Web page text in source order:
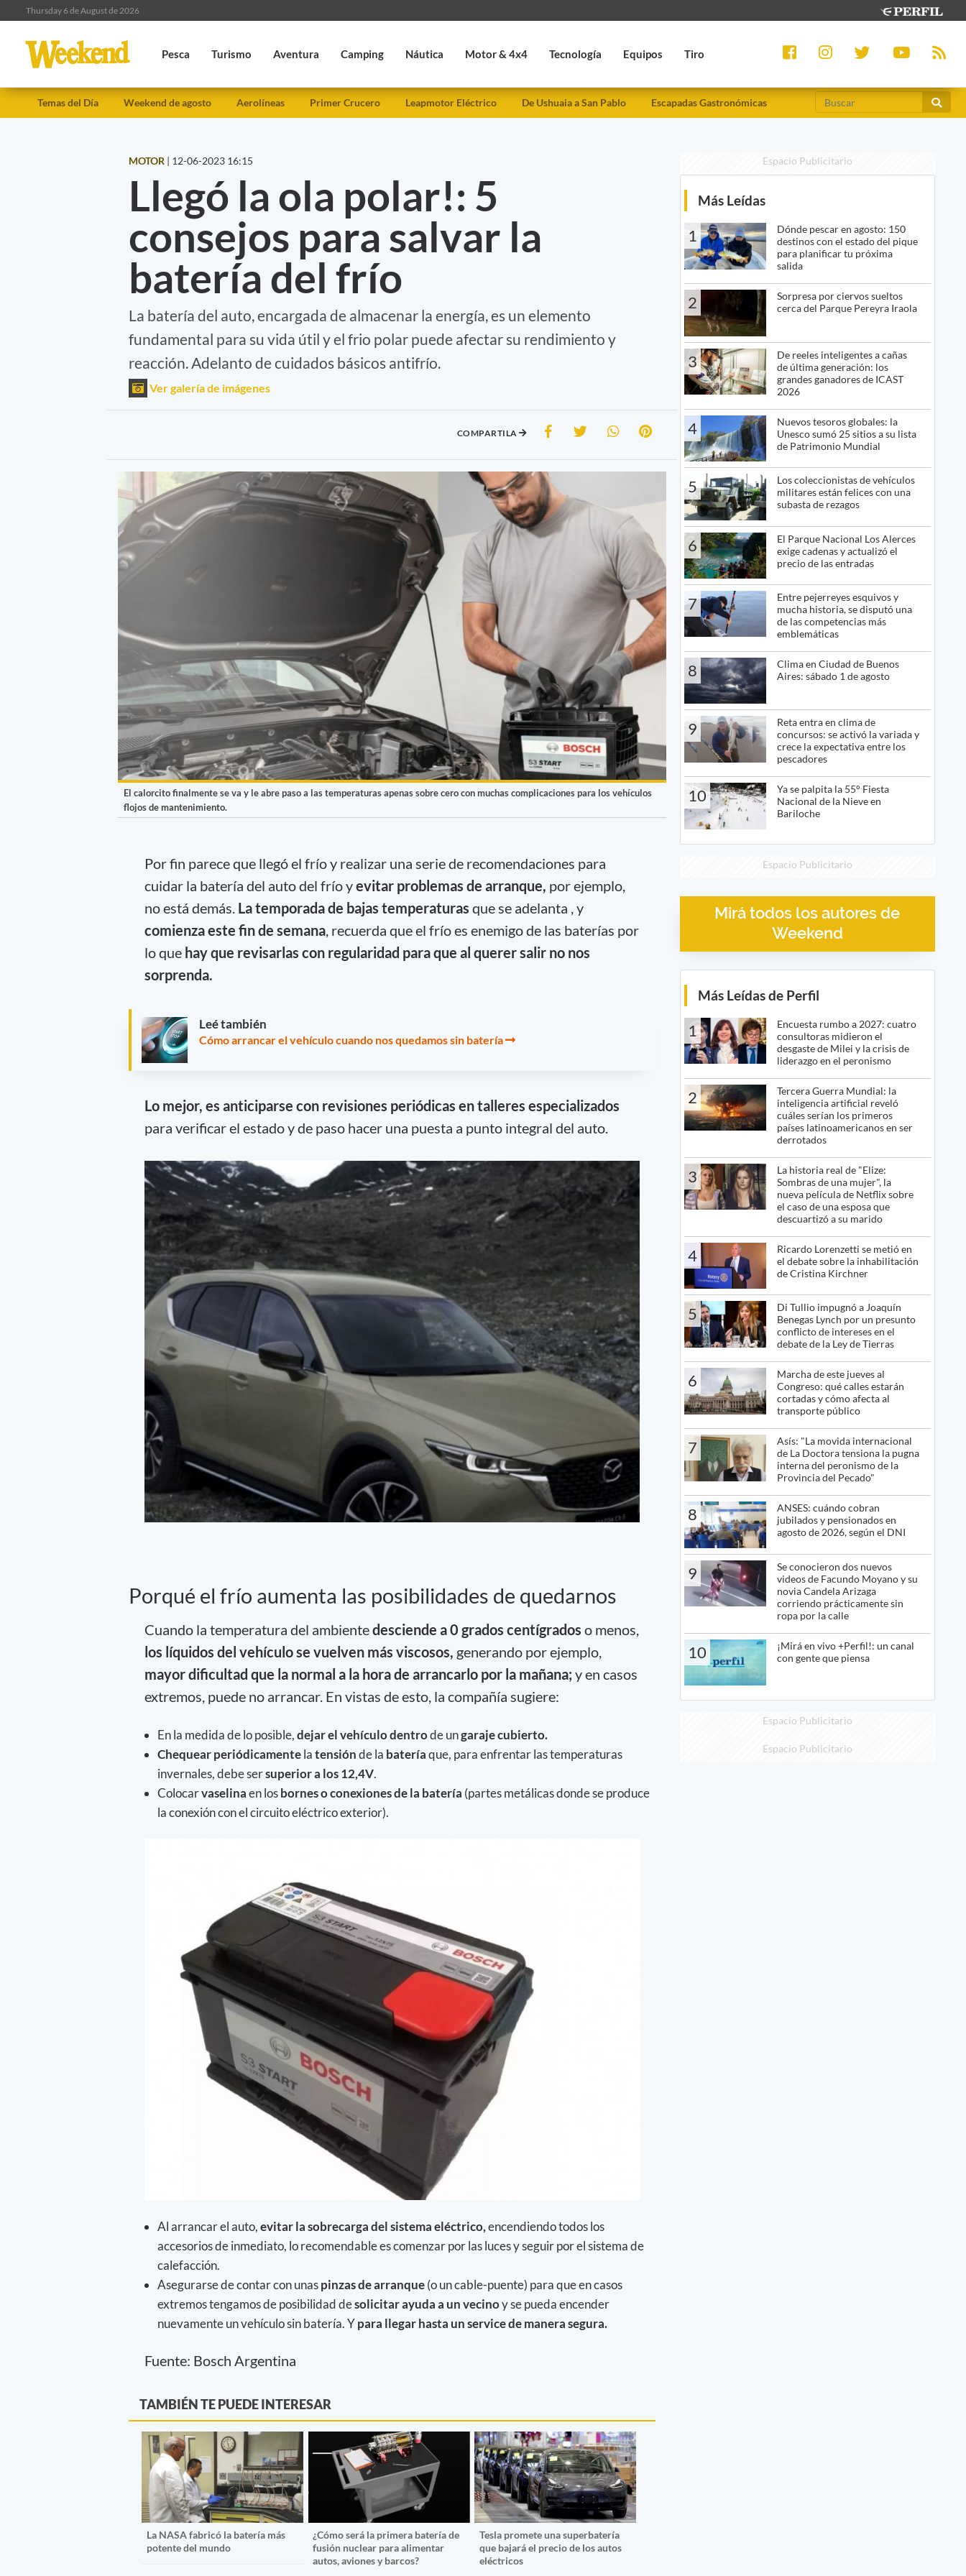
Thursday 6 de August de 2026
Pesca Turismo Aventura Camping Náutica Motor & 4x4 Tecnología Equipos Tiro
Temas del Día Weekend de agosto Aerolíneas Primer Crucero Leapmotor Eléctrico De Ushuaia a San Pablo Escapadas Gastronómicas
MOTOR | 12-06-2023 16:15
Llegó la ola polar!: 5
consejos para salvar la
batería del frío
La batería del auto, encargada de almacenar la energía, es un elemento
fundamental para su vida útil y el frio polar puede afectar su rendimiento y
reacción. Adelanto de cuidados básicos antifrío.
Ver galería de imágenes
COMPARTILA
El calorcito finalmente se va y le abre paso a las temperaturas apenas sobre cero con muchas complicaciones para los vehículos
flojos de mantenimiento.
Por fin parece que llegó el frío y realizar una serie de recomendaciones para
cuidar la batería del auto del frío yevitar problemas de arranque, por ejemplo,
no está demás. La temporada de bajas temperaturas que se adelanta , y
comienza este fin de semana, recuerda que el frío es enemigo de las baterías por
lo quehay que revisarlas con regularidad para que al querer salir no nos
sorprenda.
Leé también
Cómo arrancar el vehículo cuando nos quedamos sin batería
Lo mejor, es anticiparse con revisiones periódicas en talleres especializados
para verificar el estado y de paso hacer una puesta a punto integral del auto.
Porqué el frío aumenta las posibilidades de quedarnos
Cuando la temperatura del ambientedesciende a 0 grados centígrados o menos,
los líquidos del vehículo se vuelven más viscosos, generando por ejemplo,
mayor dificultad que la normal a la hora de arrancarlo por la mañana; y en casos
extremos, puede no arrancar. En vistas de esto, la compañía sugiere:
En la medida de lo posible,dejar el vehículo dentrode ungaraje cubierto.
Chequear periódicamentelatensiónde la bateríaque, para enfrentar las temperaturas
invernales, debe sersuperior a los 12,4V.
Colocarvaselinaen losbornes o conexiones de la batería (partes metálicas donde se produce
la conexión con el circuito eléctrico exterior).
Al arrancar el auto,evitar la sobrecarga del sistema eléctrico,encendiendo todos los
accesorios de inmediato, lo recomendable es comenzar por las luces y seguir por el sistema de
calefacción.
Asegurarse de contar con unaspinzas de arranque(o un cable-puente) para que en casos
extremos tengamos de posibilidad desolicitar ayuda a un vecinoy se pueda encender
nuevamente un vehículo sin batería. Ypara llegar hasta un service de manera segura.
Fuente: Bosch Argentina
TAMBIÉN TE PUEDE INTERESAR
La NASA fabricó la batería más
potente del mundo
¿Cómo será la primera batería de
fusión nuclear para alimentar
autos, aviones y barcos?
Tesla promete una superbatería
que bajará el precio de los autos
eléctricos
Espacio Publicitario
Más Leídas
1
Dónde pescar en agosto: 150
destinos con el estado del pique
para planificar tu próxima
salida
2
Sorpresa por ciervos sueltos
cerca del Parque Pereyra Iraola
3
De reeles inteligentes a cañas
de última generación: los
grandes ganadores de ICAST
2026
4
Nuevos tesoros globales: la
Unesco sumó 25 sitios a su lista
de Patrimonio Mundial
5
Los coleccionistas de vehículos
militares están felices con una
subasta de rezagos
6
El Parque Nacional Los Alerces
exige cadenas y actualizó el
precio de las entradas
7
Entre pejerreyes esquivos y
mucha historia, se disputó una
de las competencias más
emblemáticas
8
Clima en Ciudad de Buenos
Aires: sábado 1 de agosto
9
Reta entra en clima de
concursos: se activó la variada y
crece la expectativa entre los
pescadores
10
Ya se palpita la 55° Fiesta
Nacional de la Nieve en
Bariloche
Espacio Publicitario
Mirá todos los autores de
Weekend
Más Leídas de Perfil
1
Encuesta rumbo a 2027: cuatro
consultoras midieron el
desgaste de Milei y la crisis de
liderazgo en el peronismo
2
Tercera Guerra Mundial: la
inteligencia artificial reveló
cuáles serían los primeros
países latinoamericanos en ser
derrotados
3
La historia real de "Elize:
Sombras de una mujer", la
nueva película de Netflix sobre
el caso de una esposa que
descuartizó a su marido
4
Ricardo Lorenzetti se metió en
el debate sobre la inhabilitación
de Cristina Kirchner
5
Di Tullio impugnó a Joaquín
Benegas Lynch por un presunto
conflicto de intereses en el
debate de la Ley de Tierras
6
Marcha de este jueves al
Congreso: qué calles estarán
cortadas y cómo afecta al
transporte público
7
Asís: "La movida internacional
de La Doctora tensiona la pugna
interna del peronismo de la
Provincia del Pecado"
8
ANSES: cuándo cobran
jubilados y pensionados en
agosto de 2026, según el DNI
9
Se conocieron dos nuevos
videos de Facundo Moyano y su
novia Candela Arizaga
corriendo prácticamente sin
ropa por la calle
10
¡Mirá en vivo +Perfil!: un canal
con gente que piensa
Espacio Publicitario
Espacio Publicitario